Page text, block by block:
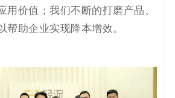
用价值；我们不断的打磨产品、
帮助企业实现降本增效。